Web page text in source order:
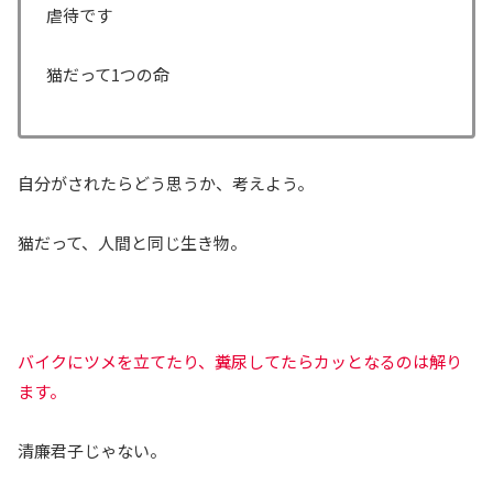
虐待です
猫だって1つの命
自分がされたらどう思うか、考えよう。
猫だって、人間と同じ生き物。
バイクにツメを立てたり、糞尿してたらカッとなるのは解り
ます。
清廉君子じゃない。